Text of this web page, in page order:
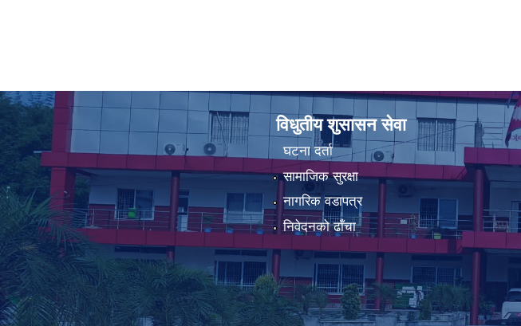
विधुतीय शुसासन सेवा
घटना दर्ता
सामाजिक सुरक्षा
नागरिक वडापत्र
निवेदनको ढाँचा